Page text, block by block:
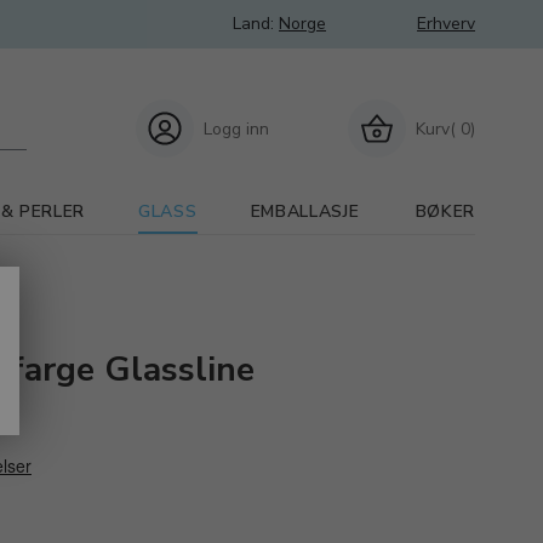
Land: Norge Erhverv
Kurv( 0)
Logg inn
PERLER GLASS EMBALLASJE BØKER
Glassline